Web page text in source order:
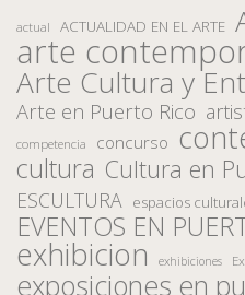
actual ACTUALIDAD EN EL ARTE
arte
Arte Cultura y
Arte en Puerto Rico
competencia concurso
cultura Cultura en
ESCULTURA espacios
EVENTOS EN
exhibicion exhibiciones
exposiciones en